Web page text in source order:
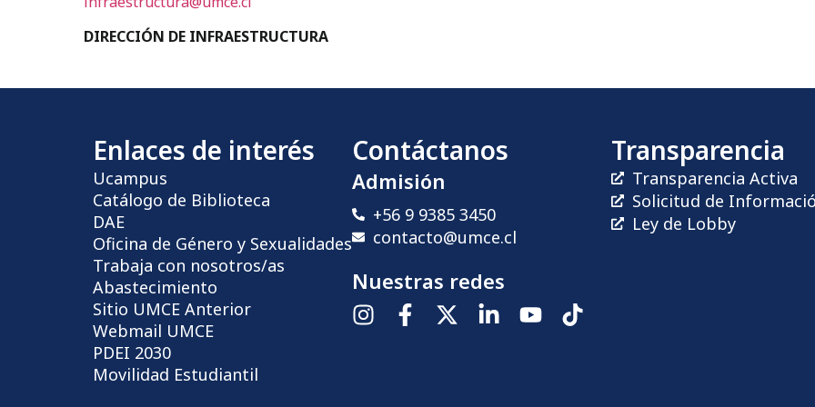
DIRECCIÓN DE INFRAESTRUCTURA
Enlaces de interés
Ucampus
Catálogo de Biblioteca
DAE
Oficina de Género y Sexualidades
Trabaja con nosotros/as
Abastecimiento
Sitio UMCE Anterior
Webmail UMCE
PDEI 2030
Movilidad Estudiantil
Contáctanos
Admisión
+56 9 9385 3450
contacto@umce.cl
Nuestras redes
Transparencia
Transparencia Activa
Solicitud de
Ley de Lobby